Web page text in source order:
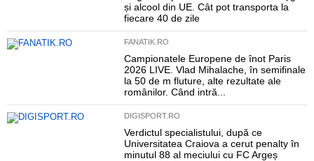
și alcool din UE. Cât pot transporta la
fiecare 40 de zile
FANATIK.RO
Campionatele Europene de înot Paris
2026 LIVE. Vlad Mihalache, în semifinale
la 50 de m fluture, alte rezultate ale
românilor. Când intră...
DIGISPORT.RO
Verdictul specialistului, după ce
Universitatea Craiova a cerut penalty în
minutul 88 al meciului cu FC Argeș